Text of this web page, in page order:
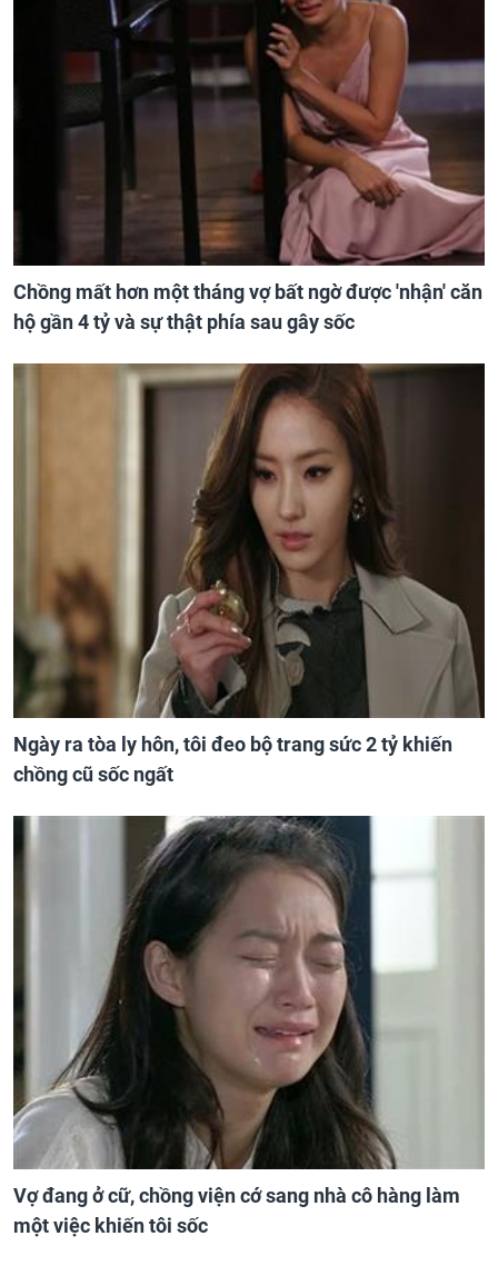
Chồng mất hơn một tháng vợ bất ngờ được 'nhận' căn
hộ gần 4 tỷ và sự thật phía sau gây sốc
Ngày ra tòa ly hôn, tôi đeo bộ trang sức 2 tỷ khiến
chồng cũ sốc ngất
Vợ đang ở cữ, chồng viện cớ sang nhà cô hàng làm
một việc khiến tôi sốc